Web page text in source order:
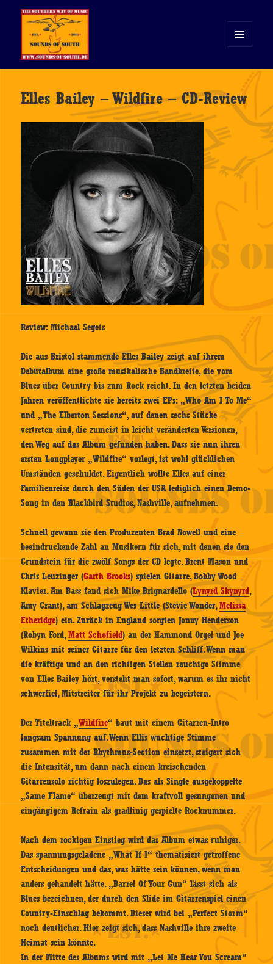
WIDGETS
Elles Bailey – Wildfire – CD-Review
Review: Michael Segets
Die aus Bristol stammende Elles Bailey zeigt auf ihrem
Debütalbum eine große musikalische Bandbreite, die vom
Blues über Country bis zum Rock reicht. In den letzten beiden
Jahren veröffentlichte sie bereits zwei EPs: „Who Am I To Me“
und „The Elberton Sessions“, auf denen sechs Stücke
vertreten sind, die zumeist in leicht veränderten Versionen,
den Weg auf das Album gefunden haben. Dass sie nun ihren
ersten Longplayer „Wildfire“ vorlegt, ist wohl glücklichen
Umständen geschuldet. Eigentlich wollte Elles auf einer
Familienreise durch den Süden der USA lediglich einen Demo-
Song in den Blackbird Studios, Nashville, aufnehmen.
Schnell gewann sie den Produzenten Brad Nowell und eine
beeindruckende Zahl an Musikern für sich, mit denen sie den
Grundstein für die zwölf Songs der CD legte. Brent Mason und
Chris Leuzinger (Garth Brooks) spielen Gitarre, Bobby Wood
Klavier. Am Bass fand sich Mike Brignardello (Lynyrd Skynyrd,
Amy Grant), am Schlagzeug Wes Little (Stevie Wonder,Melissa
Etheridge) ein. Zurück in England sorgten Jonny Henderson
(Robyn Ford,Matt Schofield) an der Hammond Orgel und Joe
Wilkins mit seiner Gitarre für den letzten Schliff. Wenn man
die kräftige und an den richtigen Stellen rauchige Stimme
von Elles Bailey hört, versteht man sofort, warum es ihr nicht
schwerfiel, Mitstreiter für ihr Projekt zu begeistern.
Der Titeltrack „Wildfire“ baut mit einem Gitarren-Intro
langsam Spannung auf. Wenn Ellis wuchtige Stimme
zusammen mit der Rhythmus-Section einsetzt, steigert sich
die Intensität, um dann nach einem kreischenden
Gitarrensolo richtig loszulegen. Das als Single ausgekoppelte
„Same Flame“ überzeugt mit dem kraftvoll gesungenen und
eingängigem Refrain als gradlinig gespielte Rocknummer.
Nach dem rockigen Einstieg wird das Album etwas ruhiger.
Das spannungsgeladene „What If I“ thematisiert getroffene
Entscheidungen und das, was hätte sein können, wenn man
anders gehandelt hätte. „Barrel Of Your Gun“ lässt sich als
Blues bezeichnen, der durch den Slide im Gitarrenspiel einen
Country-Einschlag bekommt. Dieser wird bei „Perfect Storm“
noch deutlicher. Hier zeigt sich, dass Nashville ihre zweite
Heimat sein könnte.
In der Mitte des Albums wird mit „Let Me Hear You Scream“